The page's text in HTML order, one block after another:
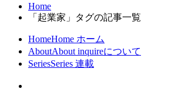
Home
「起業家」タグの記事一覧
HomeHome ホーム
AboutAbout inquireについて
SeriesSeries 連載